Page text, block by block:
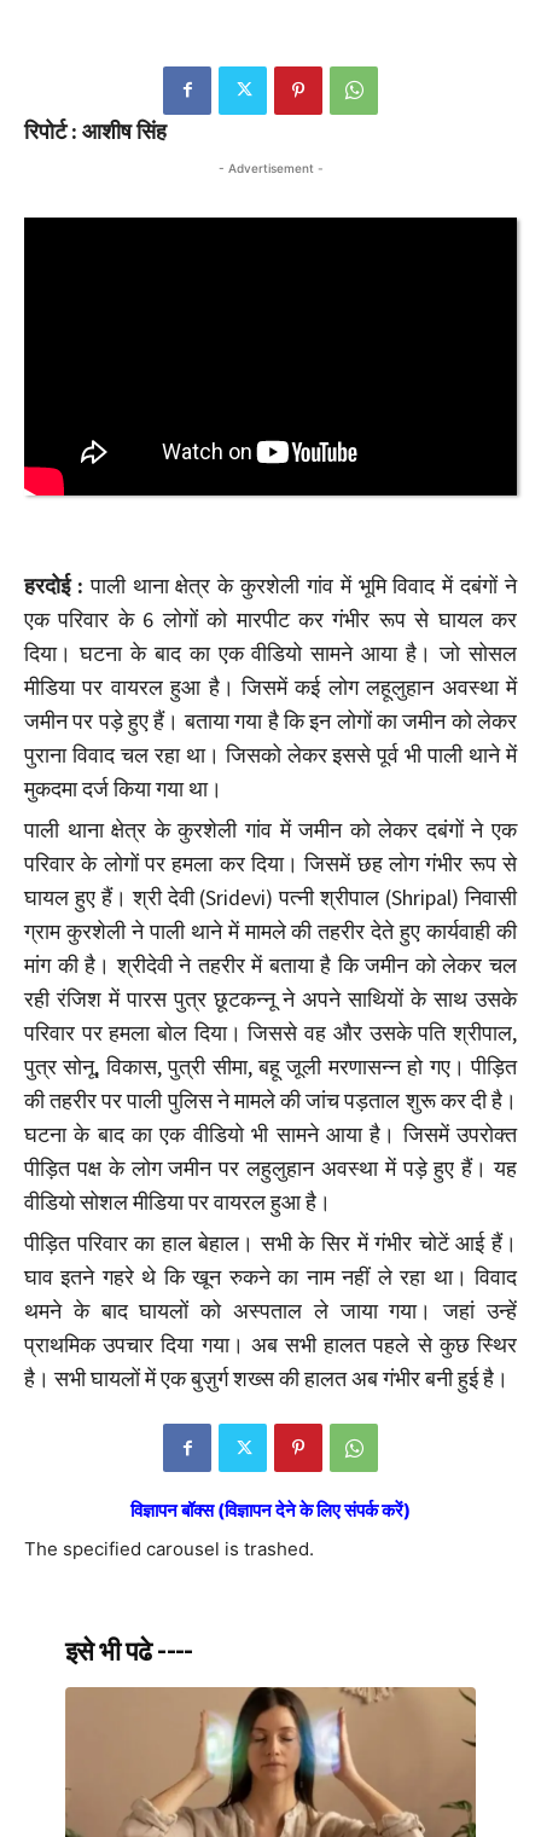
रिपोर्ट : आशीष सिंह
- Advertisement -
हरदोई : पाली थाना क्षेत्र के कुरशेली गांव में भूमि विवाद में दबंगों ने
एक परिवार के 6 लोगों को मारपीट कर गंभीर रूप से घायल कर
दिया। घटना के बाद का एक वीडियो सामने आया है। जो सोसल
मीडिया पर वायरल हुआ है। जिसमें कई लोग लहूलुहान अवस्था में
जमीन पर पड़े हुए हैं। बताया गया है कि इन लोगों का जमीन को लेकर
पुराना विवाद चल रहा था। जिसको लेकर इससे पूर्व भी पाली थाने में
मुकदमा दर्ज किया गया था।
पाली थाना क्षेत्र के कुरशेली गांव में जमीन को लेकर दबंगों ने एक
परिवार के लोगों पर हमला कर दिया। जिसमें छह लोग गंभीर रूप से
घायल हुए हैं। श्री देवी (Sridevi) पत्नी श्रीपाल (Shripal) निवासी
ग्राम कुरशेली ने पाली थाने में मामले की तहरीर देते हुए कार्यवाही की
मांग की है। श्रीदेवी ने तहरीर में बताया है कि जमीन को लेकर चल
रही रंजिश में पारस पुत्र छूटकन्नू ने अपने साथियों के साथ उसके
परिवार पर हमला बोल दिया। जिससे वह और उसके पति श्रीपाल,
पुत्र सोनू, विकास, पुत्री सीमा, बहू जूली मरणासन्न हो गए। पीड़ित
की तहरीर पर पाली पुलिस ने मामले की जांच पड़ताल शुरू कर दी है।
घटना के बाद का एक वीडियो भी सामने आया है। जिसमें उपरोक्त
पीड़ित पक्ष के लोग जमीन पर लहुलुहान अवस्था में पड़े हुए हैं। यह
वीडियो सोशल मीडिया पर वायरल हुआ है।
पीड़ित परिवार का हाल बेहाल। सभी के सिर में गंभीर चोटें आई हैं।
घाव इतने गहरे थे कि खून रुकने का नाम नहीं ले रहा था। विवाद
थमने के बाद घायलों को अस्पताल ले जाया गया। जहां उन्हें
प्राथमिक उपचार दिया गया। अब सभी हालत पहले से कुछ स्थिर
है। सभी घायलों में एक बुज़ुर्ग शख्स की हालत अब गंभीर बनी हुई है।
विज्ञापन बॉक्स (विज्ञापन देने के लिए संपर्क करें)
The specified carousel is trashed.
इसे भी पढे ----